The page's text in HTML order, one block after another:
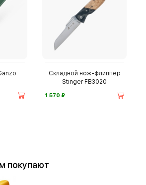
Складной нож-флиппер
Stinger FB3020
1 570 ⃏
покупают